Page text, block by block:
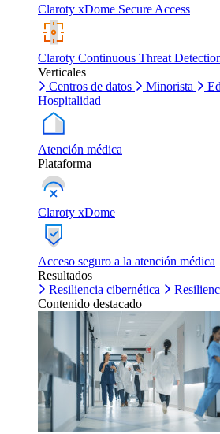
Claroty xDome Secure Access
Claroty Continuous Threat
Verticales
Centros de datos
Minorista
Hospitalidad
Atención médica
Plataforma
Claroty xDome
Acceso seguro a la atención médica
Resultados
Resiliencia cibernética
Contenido destacado